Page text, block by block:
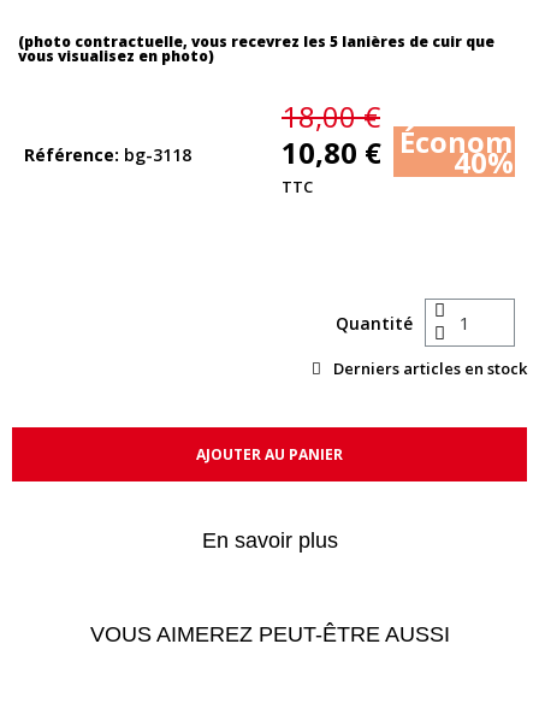
(photo contractuelle, vous recevrez les 5 lanières de cuir que
vous visualisez en photo)
Référence bg-3118
18,00 €
10,80 €
40%
TTC
Quantité
Derniers articles en stock
AJOUTER AU PANIER
En savoir plus
VOUS AIMEREZ PEUT-ÊTRE AUSSI